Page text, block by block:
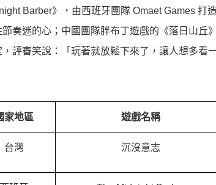
Barber》，由西班牙團隊 Omaet Games 打
奏迷的心；中國團隊胖布丁遊戲的《落日山丘
評審笑說：「玩著就放鬆下來了，讓人想多看一
家地區 遊戲名稱
台灣 沉沒意志